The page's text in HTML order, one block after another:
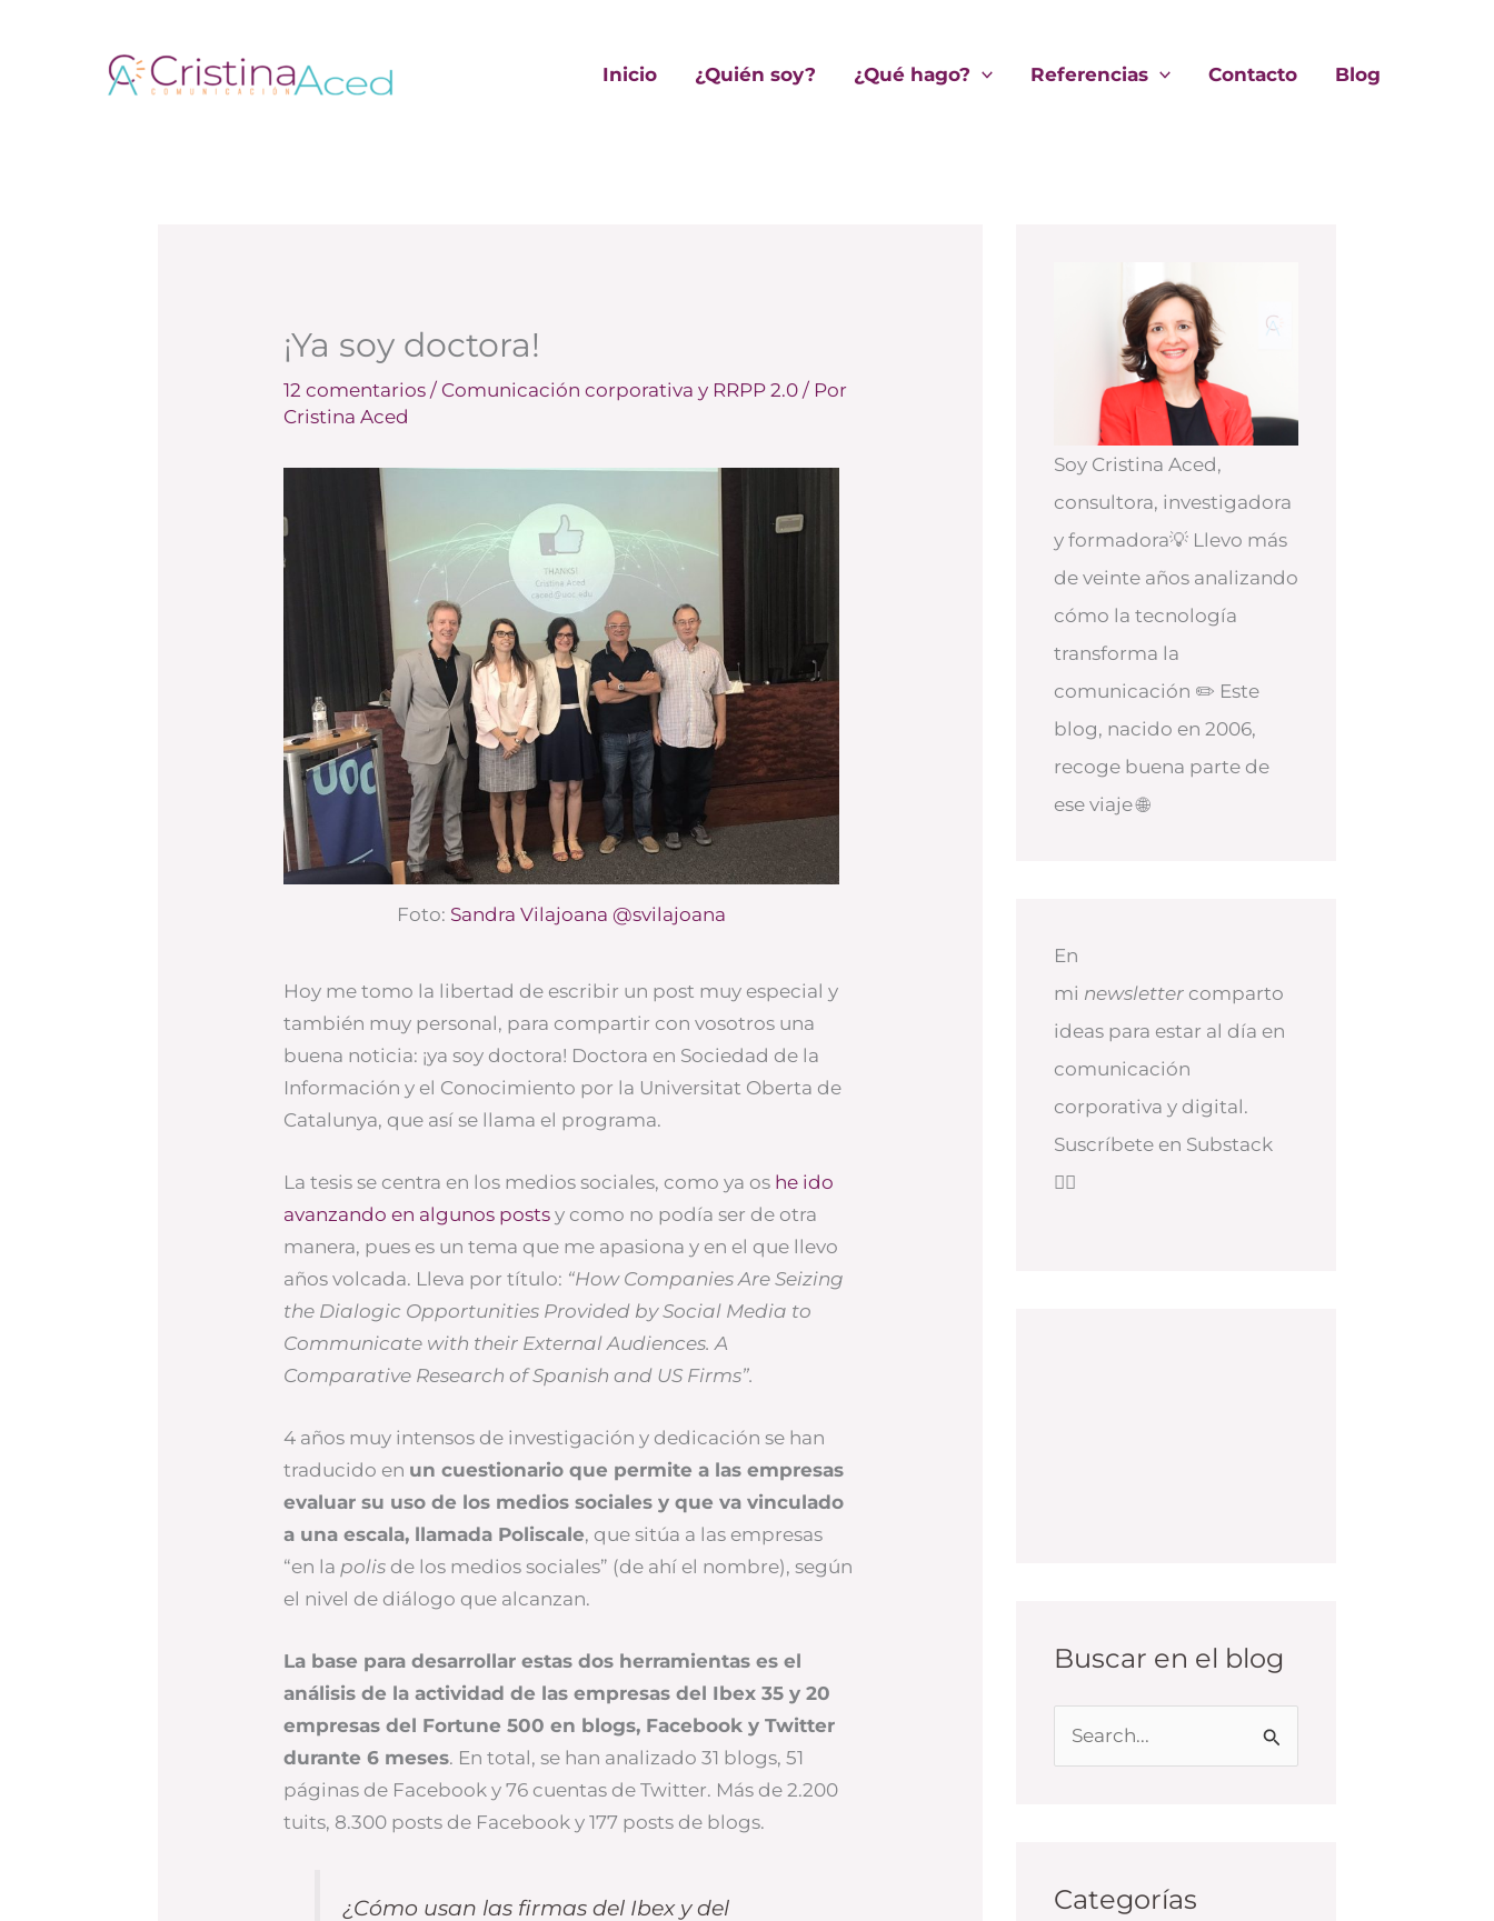
Inicio ¿Quién soy? ¿Qué hago? Referencias Contacto Blog
¡Ya soy doctora!
12 comentarios / Comunicación corporativa y RRPP 2.0 / Por
Cristina Aced
Foto: Sandra Vilajoana @svilajoana
Hoy me tomo la libertad de escribir un post muy especial y
también muy personal, para compartir con vosotros una
buena noticia: ¡ya soy doctora! Doctora en Sociedad de la
Información y el Conocimiento por la Universitat Oberta de
Catalunya, que así se llama el programa.
La tesis se centra en los medios sociales, como ya os he ido
avanzando en algunos posts y como no podía ser de otra
manera, pues es un tema que me apasiona y en el que llevo
años volcada. Lleva por título: “How Companies Are Seizing
the Dialogic Opportunities Provided by Social Media to
Communicate with their External Audiences. A
Comparative Research of Spanish and US Firms”.
4 años muy intensos de investigación y dedicación se han
traducido en un cuestionario que permite a las empresas
evaluar su uso de los medios sociales y que va vinculado
a una escala, llamada Poliscale, que sitúa a las empresas
“en la polis de los medios sociales” (de ahí el nombre), según
el nivel de diálogo que alcanzan.
La base para desarrollar estas dos herramientas es el
análisis de la actividad de las empresas del Ibex 35 y 20
empresas del Fortune 500 en blogs, Facebook y Twitter
durante 6 meses. En total, se han analizado 31 blogs, 51
páginas de Facebook y 76 cuentas de Twitter. Más de 2.200
tuits, 8.300 posts de Facebook y 177 posts de blogs.
¿Cómo usan las firmas del Ibex y del
Soy Cristina Aced,
consultora, investigadora
y formadora💡 Llevo más
de veinte años analizando
cómo la tecnología
transforma la
comunicación ✏️ Este
blog, nacido en 2006,
recoge buena parte de
ese viaje 🌐
En
mi newsletter comparto
ideas para estar al día en
comunicación
corporativa y digital.
Suscríbete en Substack
👇🏻
Buscar en el blog
a
Categorías